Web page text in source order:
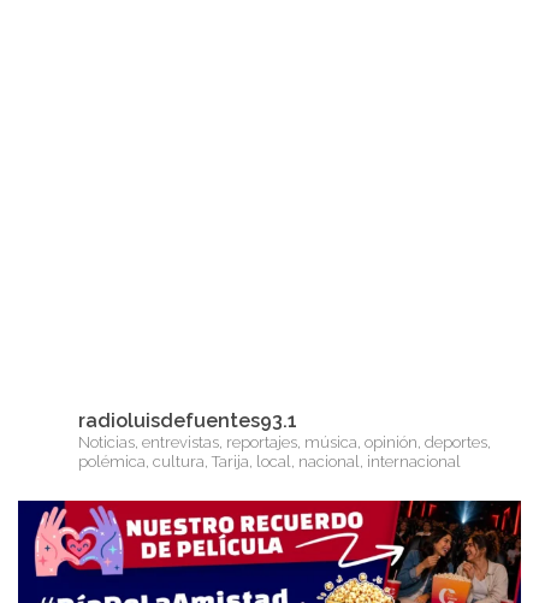
radioluisdefuentes93.1
Noticias, entrevistas, reportajes, música, opinión, deportes,
polémica, cultura, Tarija, local, nacional, internacional